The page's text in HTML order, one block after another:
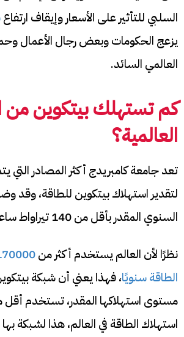
السلبي للتأثير على الأسعار وإيقاف ارتفاع
يزعج الحكومات وبعض رجال الأعمال
العالمي السائد.
كم تستهلك بيتكوين من
العالمية؟
تعد جامعة كامبريدج أكثر المصادر التي
لتقدير استهلاك بيتكوين للطاقة، وقد
السنوي المقدر بأقل من 140 تيراواط ساعة حتى الآن.
نظرًا لأن العالم يستخدم أكثر من
الطاقة سنويًا، فهذا يعني أن شبكة